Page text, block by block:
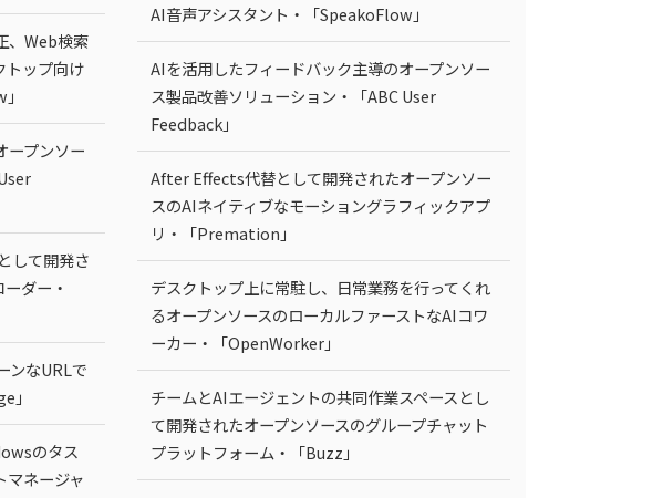
、Web検索
トップ向け
ープンソー
して開発さ
ダー・
ンなURLで
」
のタス
マネージャ
AI音声アシスタント・「SpeakoFlow」
AIを活用したフィードバック主導のオープンソー
ス製品改善ソリューション・「ABC User
Feedback」
After Effects代替として開発されたオープンソー
スのAIネイティブなモーショングラフィックアプ
リ・「Premation」
デスクトップ上に常駐し、日常業務を行ってくれ
るオープンソースのローカルファーストなAIコワ
ーカー・「OpenWorker」
チームとAIエージェントの共同作業スペースとし
て開発されたオープンソースのグループチャット
プラットフォーム・「Buzz」